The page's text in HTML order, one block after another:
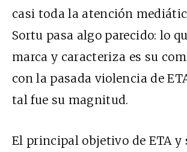
casi toda la atención
Sortu pasa algo parecido: lo
marca y caracteriza es su
con la pasada violencia de
tal fue su magnitud.
El principal objetivo de ETA y